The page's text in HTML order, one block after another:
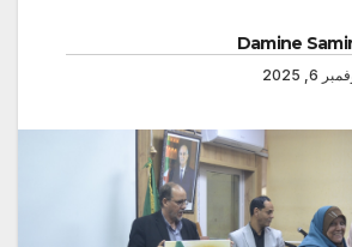
Damine
6, 2025